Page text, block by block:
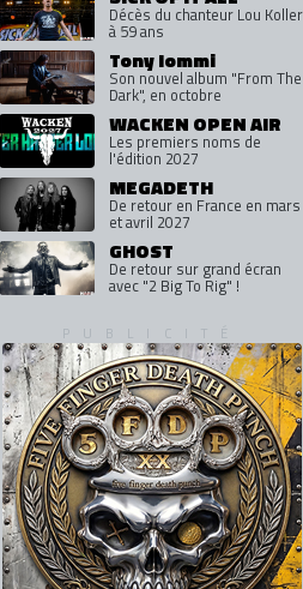
TOP 5 DES POSTS LES PLUS
LUS
SICK OF IT ALL
Décès du chanteur Lou Koller
à 59 ans
Tony Iommi
Son nouvel album "From The
Dark", en octobre
WACKEN OPEN AIR
Les premiers noms de
l'édition 2027
MEGADETH
De retour en France en mars
et avril 2027
GHOST
De retour sur grand écran
avec "2 Big To Rig" !